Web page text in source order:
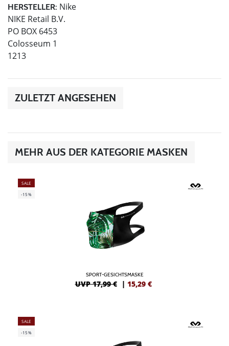
HERSTELLER: Nike
NIKE Retail B.V.
PO BOX 6453
Colosseum 1
1213
ZULETZT ANGESEHEN
MEHR AUS DER KATEGORIE MASKEN
SALE
-15%
SPORT-GESICHTSMASKE
UVP 17,99 € | 15,29 €
SALE
-15%